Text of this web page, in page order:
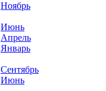
Ноябрь
Июнь
Апрель
Январь
Сентябрь
Июнь